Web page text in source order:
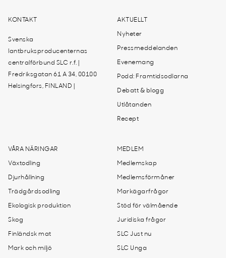
KONTAKT
Svenska
lantbruksproducenternas
centralförbund SLC r.f. |
Fredriksgatan 61 A 34, 00100
Helsingfors, FINLAND |
AKTUELLT
Nyheter
Pressmeddelanden
Evenemang
Podd: Framtidsodlarna
Debatt & blogg
Utlåtanden
Recept
VÅRA NÄRINGAR
Växtodling
Djurhållning
Trädgårdsodling
Ekologisk produktion
Skog
Finländsk mat
Mark och miljö
MEDLEM
Medlemskap
Medlemsförmåner
Markägarfrågor
Stöd för välmående
Juridiska frågor
SLC Just nu
SLC Unga